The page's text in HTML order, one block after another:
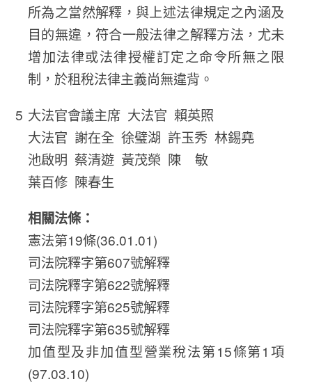
所為之當然解釋，與上述法律規定之內涵及
目的無違，符合一般法律之解釋方法，尤未
增加法律或法律授權訂定之命令所無之限
制，於租稅法律主義尚無違背。
大法官會議主席 大法官 賴英照
大法官 謝在全 徐璧湖 許玉秀 林錫堯
池啟明 蔡清遊 黃茂榮 陳 敏
葉百修 陳春生
相關法條：
憲法第19條(36.01.01)
司法院釋字第607號解釋
司法院釋字第622號解釋
司法院釋字第625號解釋
司法院釋字第635號解釋
加值型及非加值型營業稅法第15條第1項
(97.03.10)